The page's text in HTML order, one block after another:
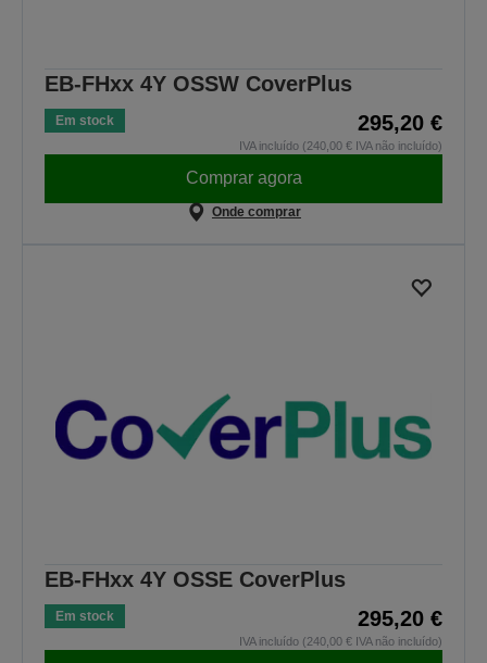
EB-FHxx 4Y OSSW CoverPlus
Em stock 295,20 €
IVA incluído (240,00 € IVA não incluído)
Comprar agora
Onde comprar
EB-FHxx 4Y OSSE CoverPlus
Em stock 295,20 €
IVA incluído (240,00 € IVA não incluído)